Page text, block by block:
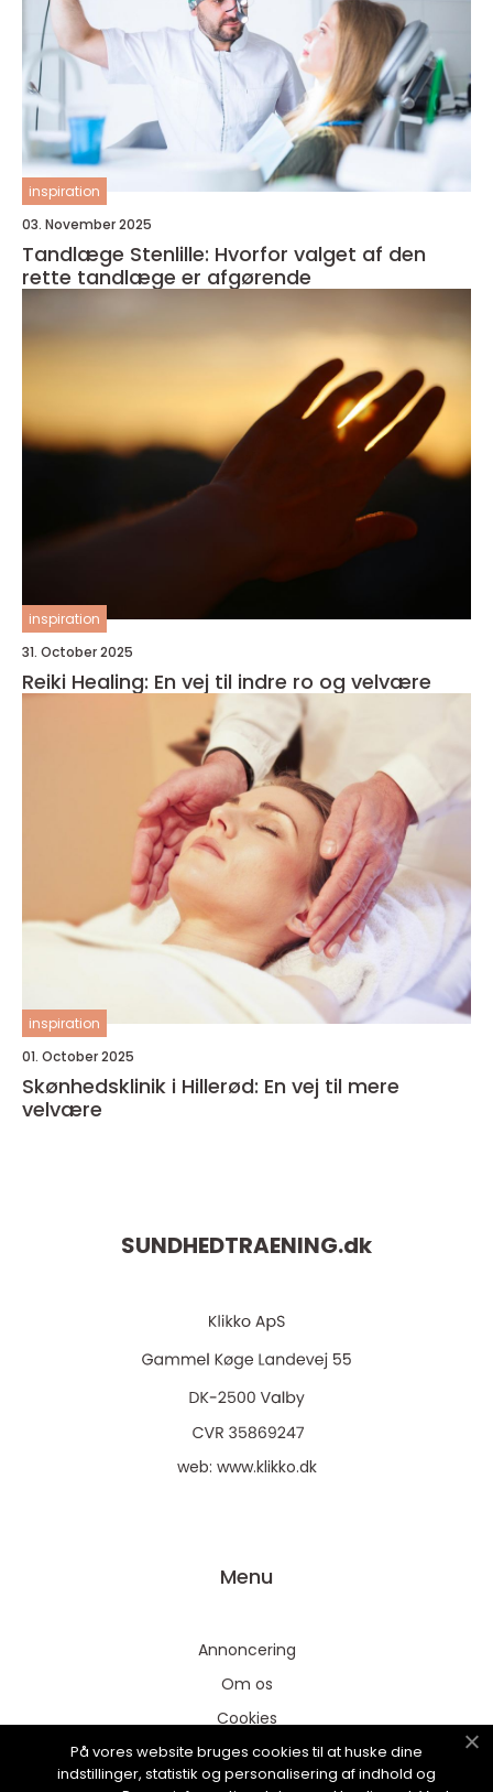
inspiration
03. November 2025
Tandlæge Stenlille: Hvorfor valget af den
rette tandlæge er afgørende
inspiration
31. October 2025
Reiki Healing: En vej til indre ro og velvære
inspiration
01. October 2025
Skønhedsklinik i Hillerød: En vej til mere
velvære
SUNDHEDTRAENING.dk
web: www.klikko.dk
Menu
Annoncering
Om os
Cookies
Kontakt os
Sitemap
På vores website bruges cookies til at huske dine
indstillinger, statistik og personalisering af indhold og